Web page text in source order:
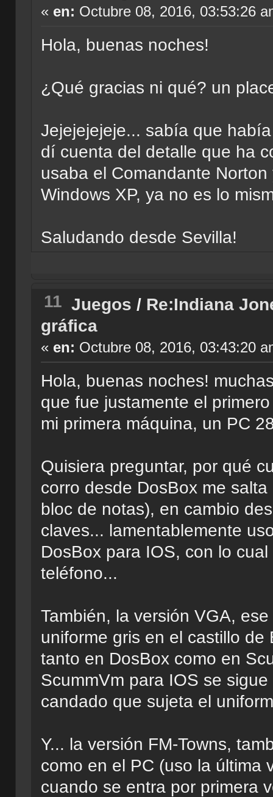
« en: Octubre 08, 2016, 03:53:26
Hola, buenas noches!
¿Qué gracias ni qué? un
Jejejejejeje... sabía que
dí cuenta del detalle que ha
usaba el Comandante
Windows XP, ya no es lo
Saludando desde Sevilla!
11 Juegos / Re:Indiana
gráfica
« en: Octubre 08, 2016, 03:43:20
Hola, buenas noches!
que fue justamente el
mi primera máquina, un PC
Quisiera preguntar, por qué
corro desde DosBox me
bloc de notas), en cambio
claves... lamentablemente
DosBox para IOS, con lo
teléfono...
También, la versión VGA,
uniforme gris en el castillo
tanto en DosBox como en
ScummVm para IOS se
candado que sujeta el
Y... la versión FM-Towns,
como en el PC (uso la última
cuando se entra por primera